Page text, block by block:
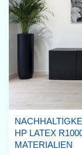
HP LATEX
MATERIALIEN